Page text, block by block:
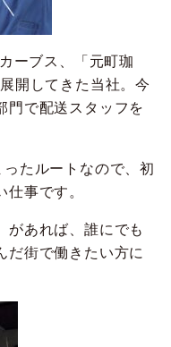
ーブス、「元町珈
開してきた当社。今
門で配送スタッフを
たルートなので、初
事です。
があれば、誰にでも
だ街で働きたい方に